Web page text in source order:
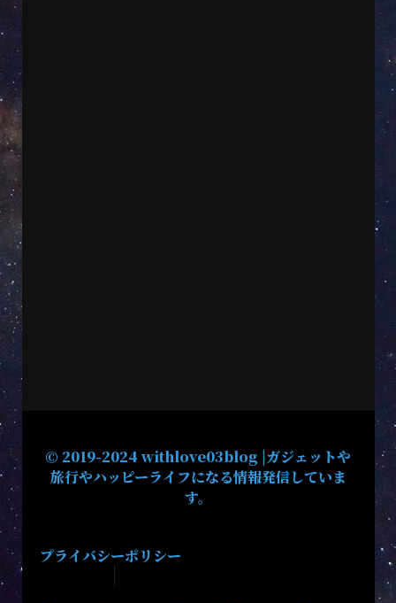
© 2019-2024 withlove03blog |ガジェットや
旅行やハッピーライフになる情報発信していま
す。
プライバシーポリシー